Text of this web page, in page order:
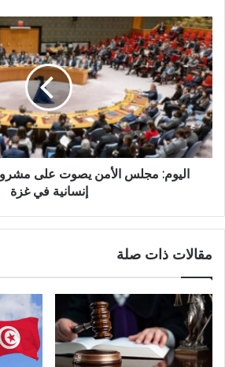
اليوم: مجلس الأمن يصوت على
إنسانية في غزة
مقالات ذات صلة